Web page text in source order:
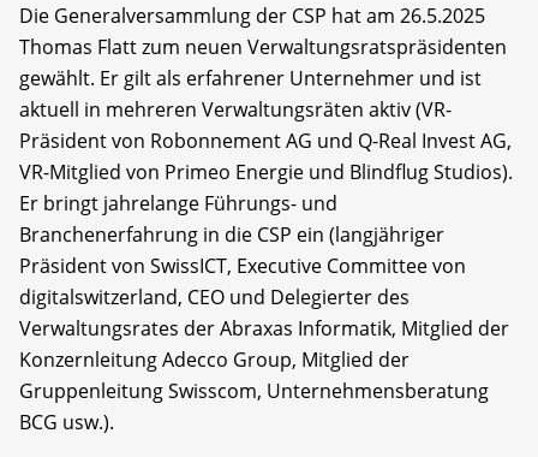
Die Generalversammlung der CSP hat am 26.5.2025
Thomas Flatt zum neuen Verwaltungsratspräsidenten
gewählt. Er gilt als erfahrener Unternehmer und ist
aktuell in mehreren Verwaltungsräten aktiv (VR-
Präsident von Robonnement AG und Q-Real Invest AG,
VR-Mitglied von Primeo Energie und Blindflug Studios).
Er bringt jahrelange Führungs- und
Branchenerfahrung in die CSP ein (langjähriger
Präsident von SwissICT, Executive Committee von
digitalswitzerland, CEO und Delegierter des
Verwaltungsrates der Abraxas Informatik, Mitglied der
Konzernleitung Adecco Group, Mitglied der
Gruppenleitung Swisscom, Unternehmensberatung
BCG usw.).